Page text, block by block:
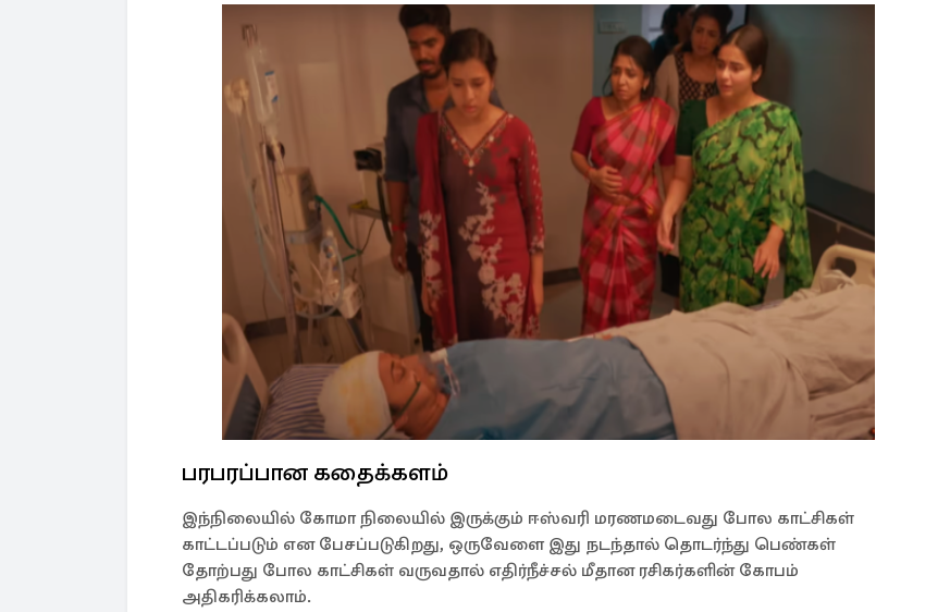
பரபரப்பான கதைக்களம்
இந்நிலையில் கோமா நிலையில் இருக்கும் ஈஸ்வரி மரணமடைவது போல காட்சிகள்
காட்டப்படும் என பேசப்படுகிறது, ஒருவேளை இது நடந்தால் தொடர்ந்து பெண்கள்
தோற்பது போல காட்சிகள் வருவதால் எதிர்நீச்சல் மீதான ரசிகர்களின் கோபம்
அதிகரிக்கலாம்.